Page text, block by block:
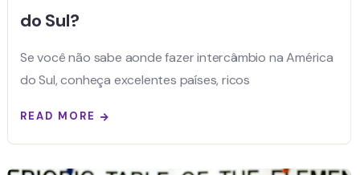
do Sul?
Se você não sabe aonde fazer intercâmbio na América
do Sul, conheça excelentes países, ricos
READ MORE